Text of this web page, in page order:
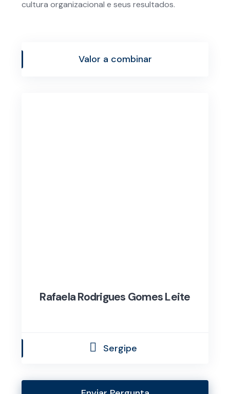
cultura organizacional e seus resultados.
Valor a combinar
Rafaela Rodrigues Gomes Leite
Sergipe